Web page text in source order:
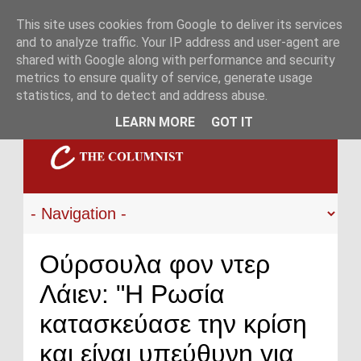
Ούρσουλα φον ντερ
Λάιεν: "Η Ρωσία
κατασκεύασε την κρίση
και είναι υπεύθυνη για
This site uses cookies from Google to deliver its services
and to analyze traffic. Your IP address and user-agent are
shared with Google along with performance and security
metrics to ensure quality of service, generate usage
statistics, and to detect and address abuse.
LEARN MORE
GOT IT